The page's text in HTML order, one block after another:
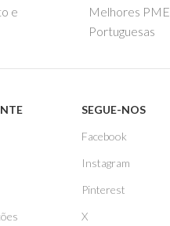
e
Melhores PME
Portuguesas
SEGUE-NOS
Facebook
Instagram
Pinterest
X